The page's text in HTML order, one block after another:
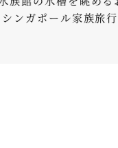
ール家族旅行8日間